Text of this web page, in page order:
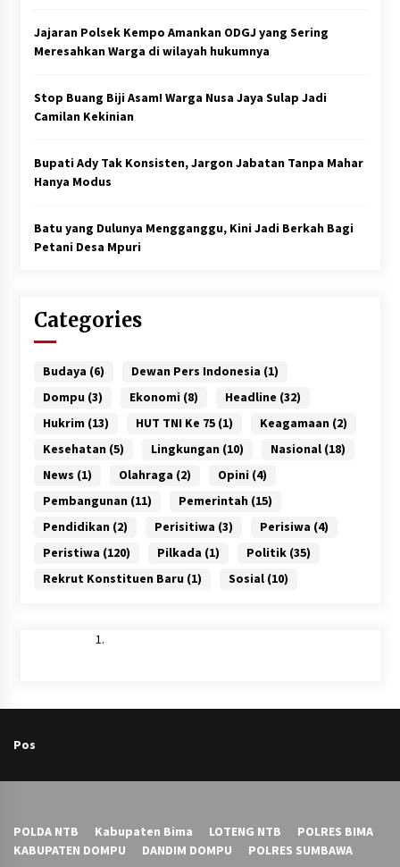
Jajaran Polsek Kempo Amankan ODGJ yang Sering
Meresahkan Warga di wilayah hukumnya
Stop Buang Biji Asam! Warga Nusa Jaya Sulap Jadi
Camilan Kekinian
Bupati Ady Tak Konsisten, Jargon Jabatan Tanpa Mahar
Hanya Modus
Batu yang Dulunya Mengganggu, Kini Jadi Berkah Bagi
Petani Desa Mpuri
Categories
Budaya (6) Dewan Pers Indonesia (1)
Dompu (3) Ekonomi (8) Headline (32)
Hukrim (13) HUT TNI Ke 75(1) Keagamaan (2)
Kesehatan (5) Lingkungan (10) Nasional(18)
News (1) Olahraga (2) Opini (4)
Pembangunan (11) Pemerintah (15)
Pendidikan (2) Perisitiwa (3) Perisiwa (4)
Peristiwa (120) Pilkada (1) Politik(35)
Rekrut Konstituen Baru (1) Sosial(10)
Pos
POLDA NTB Kabupaten Bima LOTENG NTB
POLRES BIMA
KABUPATEN DOMPU
DANDIM DOMPU POLRES SUMBAWA